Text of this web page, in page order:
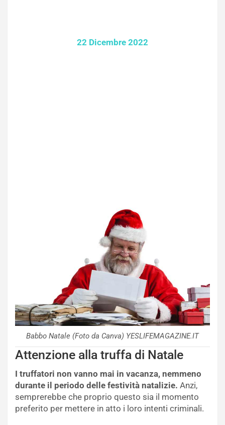
22 Dicembre 2022
Babbo Natale (Foto da Canva) YESLIFEMAGAZINE.IT
Attenzione alla truffa di Natale
I truffatori non vanno mai in vacanza, nemmeno
durante il periodo delle festività natalizie. Anzi,
semprerebbe che proprio questo sia il momento
preferito per mettere in atto i loro intenti criminali.